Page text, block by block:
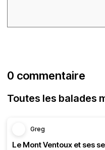
0 commentaire
Toutes les balades
Greg
Le Mont Ventoux et ses